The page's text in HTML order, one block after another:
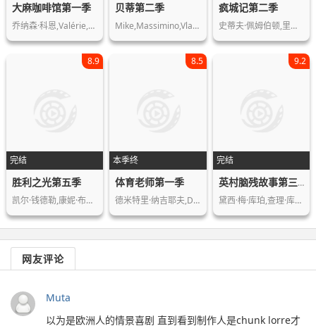
大麻咖啡馆第一季
乔纳森·科恩,Valérie,Damidot,…
贝蒂第二季
Mike,Massimino,Vlad,Lopatin,Charles,…
疯城记第二季
史蒂夫·佩姆伯顿,里斯·谢尔史密斯,艾…
完结
8.9
胜利之光第五季
凯尔·钱德勒,康妮·布里顿,艾米·缇加…
本季终
8.5
体育老师第一季
德米特里·纳吉耶夫,Dasha,Rusako…
完结
9.2
英村脑残故事第三季
黛西·梅·库珀,查理·库珀,保罗·查希…
网友评论
Muta
以为是欧洲人的情景喜剧 直到看到制作人是chunk lorre才